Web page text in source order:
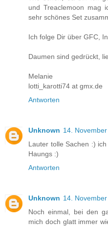
und Treaclemoon mag
sehr schönes Set
Ich folge Dir über GFC,
Daumen sind gedrückt,
Melanie
lotti_karotti74 at gmx.de
Antworten
Unknown 14.
Lauter tolle Sachen :)
Haungs :)
Antworten
Unknown 14.
Noch einmal, bei den
mich doch glatt immer